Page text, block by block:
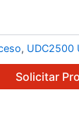
, UDC2500
Solicitar